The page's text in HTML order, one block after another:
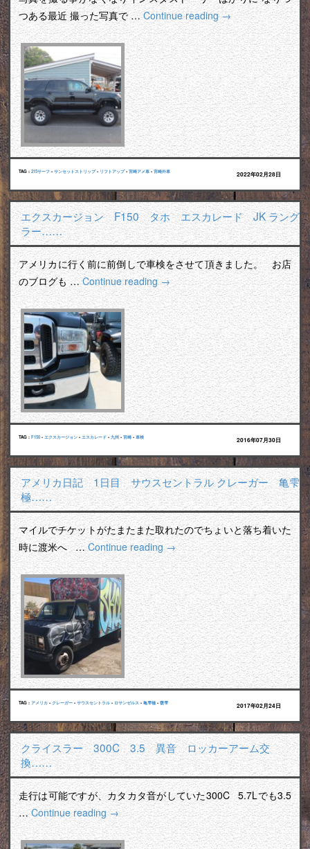
つある最近 撮った写真で …Continue reading→
TAG : 215サーフ • サンセットストリップ• リフトアップ• 宮崎アメ車 • 宮崎外車 2022年02月28日
エクスカージョン F150 タホ エスカレード JK ラング
ラー……
アメリカに行く前に前倒しで車検をさせて頂きました。 お店
のブログも …Continue reading→
TAG : F150 • エクスカージョン • エスカレード • 九州 • 宮崎 • 車検 2016年07月30日
アメリカ日記 1日目 サウスセントラル クレーガー 亀雫
極……
マイルでチケットがたまたまた取れたのでちょいと落ち着いた
時に渡米へ …Continue reading→
TAG : アメリカ • クレーガー • サウスセントラル • ロサンゼルス • 亀雫極 • 甕雫 2017年02月24日
クライスラー 300C 3.5 異音 ロッカーアーム交
換……
走行は可能ですが、カタカタ音がしていた300C 5.7Lでも3.5
…Continue reading→